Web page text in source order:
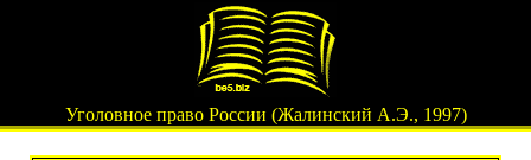
Уголовное право России (Жалинский А.Э., 1997)